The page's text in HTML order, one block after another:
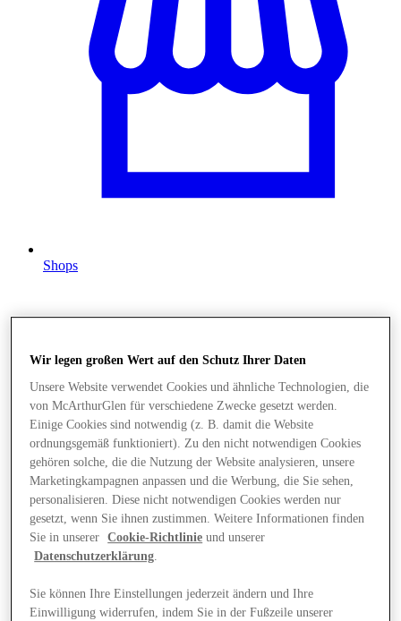
Shops
Wir legen großen Wert auf den Schutz Ihrer Daten
Unsere Website verwendet Cookies und ähnliche Technologien, die
von McArthurGlen für verschiedene Zwecke gesetzt werden.
Einige Cookies sind notwendig (z. B. damit die Website
ordnungsgemäß funktioniert). Zu den nicht notwendigen Cookies
gehören solche, die die Nutzung der Website analysieren, unsere
Marketingkampagnen anpassen und die Werbung, die Sie sehen,
personalisieren. Diese nicht notwendigen Cookies werden nur
gesetzt, wenn Sie ihnen zustimmen. Weitere Informationen finden
Sie in unserer
Cookie-Richtlinie und unserer
Datenschutzerklärung.
Sie können Ihre Einstellungen jederzeit ändern und Ihre
Einwilligung widerrufen, indem Sie in der Fußzeile unserer